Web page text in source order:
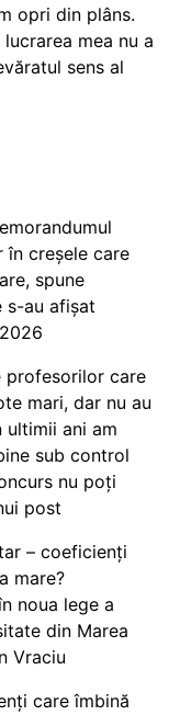
opri din plâns.
mea nu a
sens al
în creșele care
spune
s-au afișat
profesorilor care
mari, dar nu au
ultimii ani am
sub control
nu poți
post
– coeficienți
mare?
noua lege a
din Marea
Vraciu
care îmbină